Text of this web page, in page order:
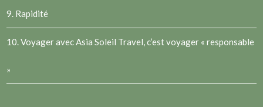
9. Rapidité
10. Voyager avec Asia Soleil Travel, c’est voyager « responsable
»